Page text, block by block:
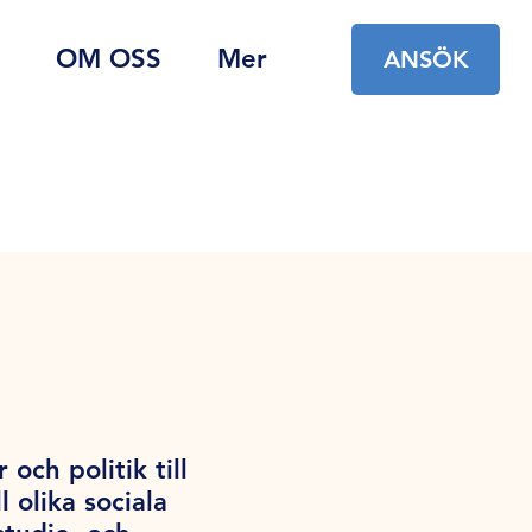
OM OSS Mer ANSÖK
och politik till
olika sociala